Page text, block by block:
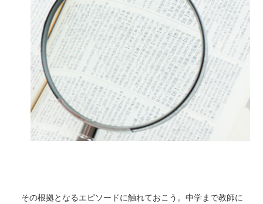
その根拠となるエピソードに触れておこう。中学まで教師に